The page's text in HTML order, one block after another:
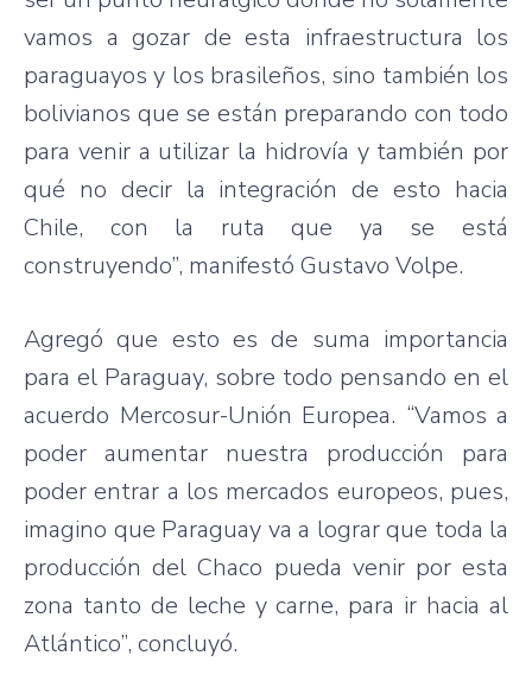
vamos a gozar de esta infraestructura los
paraguayos y los brasileños, sino también los
bolivianos que se están preparando con todo
para venir a utilizar la hidrovía y también por
qué no decir la integración de esto hacia
Chile, con la ruta que ya se está
construyendo”, manifestó Gustavo Volpe.
Agregó que esto es de suma importancia
para el Paraguay, sobre todo pensando en el
acuerdo Mercosur-Unión Europea. “Vamos a
poder aumentar nuestra producción para
poder entrar a los mercados europeos, pues,
imagino que Paraguay va a lograr que toda la
producción del Chaco pueda venir por esta
zona tanto de leche y carne, para ir hacia al
Atlántico”, concluyó.